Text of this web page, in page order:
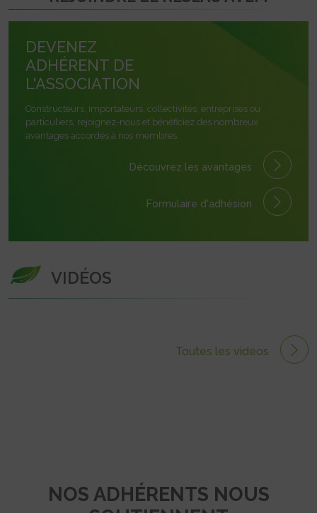
DEVENEZ
ADHÉRENT DE
L'ASSOCIATION
Constructeurs, importateurs, collectivités, entreprises ou
particuliers, rejoignez-nous et bénéficiez des nombreux
avantages accordés à nos membres.
Découvrez les avantages
Formulaire d'adhésion
VIDÉOS
Toutes les vidéos
NOS ADHÉRENTS NOUS